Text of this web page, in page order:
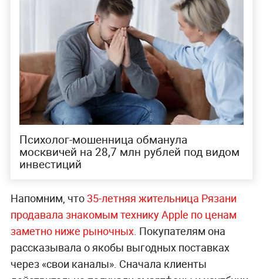
Психолог-мошенница обманула
москвичей на 28,7 млн рублей под видом
инвестиций
Напомним, что35-летняя жительница Рязани
продавала знакомым технику Apple по ценам
заметно ниже рыночных. Покупателям она
рассказывала о якобы выгодных поставках
через «свои каналы». Сначала клиенты